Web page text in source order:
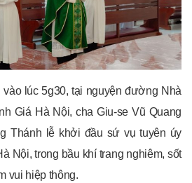
vào lúc 5g30, tại nguyện đường Nhà
Giá Hà Nội, cha Giu-se Vũ Quang
Thánh lễ khởi đầu sứ vụ tuyên úy
Nội, trong bầu khí trang nghiêm, sốt
vui hiệp thông.